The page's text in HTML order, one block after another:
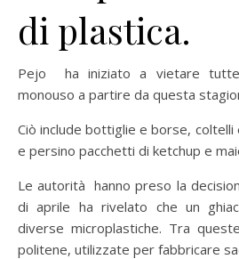
di plastica.
Pejo ha iniziato a vietare tutte le materie plastiche
monouso a partire da questa
Ciò include bottiglie e borse,
e persino pacchetti di ketchup e
Le autorità hanno preso la
di aprile ha rivelato che un
diverse microplastiche. Tra
politene, utilizzate per fabbricare